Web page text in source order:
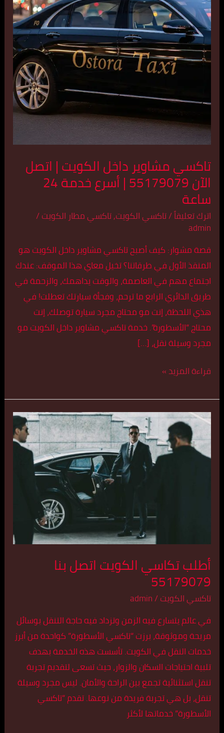
تاكسي مشاوير داخل الكويت | اتصل
الآن 55179079 | أسرع خدمة 24
ساعة
اترك تعليقاً/تاكسي الكويت,تاكسي مطار الكويت/
admin
قصة مشوار: كيف أصبح تاكسي مشاوير داخل الكويت هو
المنقذ الأول في طرقاتنا؟ تخيل معاي هذا الموقف: عندك
اجتماع مهم في العاصمة، والوقت يداهمك، والزحمة في
طريق الدائري الرابع ما ترحم، وفجأة سيارتك تعطلت! في
هذي اللحظة، إنت مو محتاج مجرد سيارة توصلك، إنت
محتاج “الأسطورة”. خدمة تاكسي مشاوير داخل الكويت مو
مجرد وسيلة نقل، […]
|
اتصل
الآن
55179079
خدمة
24
ساعة
قراءة المزيد »
أطلب تكاسي الكويت اتصل بنا
55179079
تاكسي الكويت/
admin
في عالم يتسارع فيه الزمن وتزداد فيه حاجة التنقل بوسائل
مريحة وموثوقة، برزت “تاكسي الأسطورة” كواحدة من أبرز
خدمات النقل في الكويت. تأسست هذه الخدمة بهدف
تلبية احتياجات السكان والزوار، حيث تسعى لتقديم تجربة
تنقل استثنائية تجمع بين الراحة والأمان. ليس مجرد وسيلة
تنقل، بل هي تجربة فريدة من نوعها. تقدم “تاكسي
الأسطورة” خدماتها لأكثر
أطلب
تكاسي
الكويت